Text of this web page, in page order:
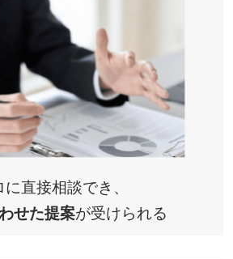
に直接相談でき、
せた提案が受けられる